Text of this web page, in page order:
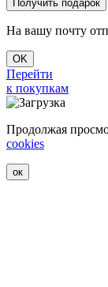
На вашу почту
OK
Перейти
к покупкам
Продолжая
cookies
ок